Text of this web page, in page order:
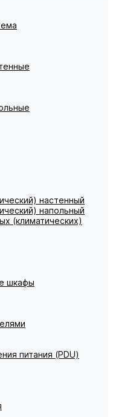
настенный
напольный
(климатических)
шкафы
питания (PDU)